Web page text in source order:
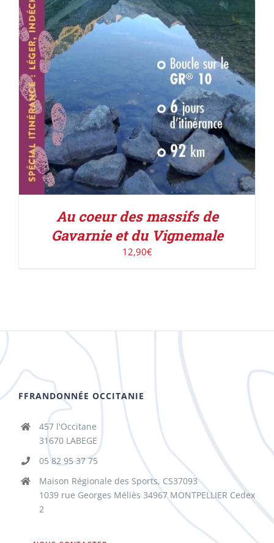
Au coeur des massifs de
Gavarnie et du Vignemale
12,90€
FFRANDONNÉE OCCITANIE
457 l'Occitane
31670 LABEGE
05 82 95 37 75
Maison Régionale des Sports, CS37093
1039 rue Georges Méliès 34967 MONTPELLIER Cedex
2